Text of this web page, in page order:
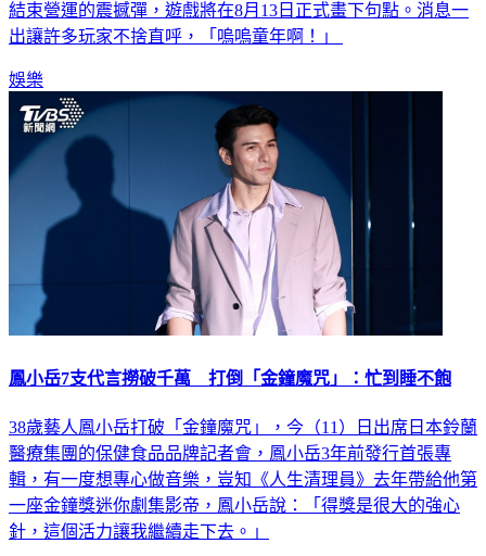
結束營運的震撼彈，遊戲將在8月13日正式畫下句點。消息一
出讓許多玩家不捨直呼，「嗚嗚童年啊！」
娛樂
鳳小岳7支代言撈破千萬 打倒「金鐘魔咒」：忙到睡不飽
38歲藝人鳳小岳打破「金鐘魔咒」，今（11）日出席日本鈴蘭
醫療集團的保健食品品牌記者會，鳳小岳3年前發行首張專
輯，有一度想專心做音樂，豈知《人生清理員》去年帶給他第
一座金鐘獎迷你劇集影帝，鳳小岳說：「得獎是很大的強心
針，這個活力讓我繼續走下去。」